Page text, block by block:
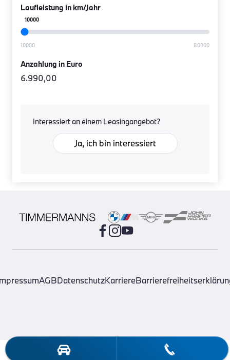
Laufleistung in km/Jahr
10000
Anzahlung in Euro
6.990,00
Interessiert an einem Leasingangebot?
Ja, ich bin interessiert
AGBDatenschutzKarriere